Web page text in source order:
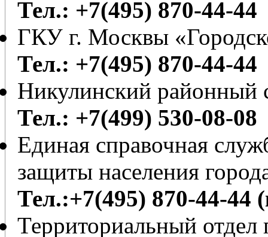
Тел.: +7(495) 870-44-44
ГКУ г. Москвы
Тел.: +7(495) 870-44-44
Никулинский районный
Тел.: +7(499) 530-08-08
Единая справочная
защиты населения
Тел.:+7(495) 870-44-44
Территориальный